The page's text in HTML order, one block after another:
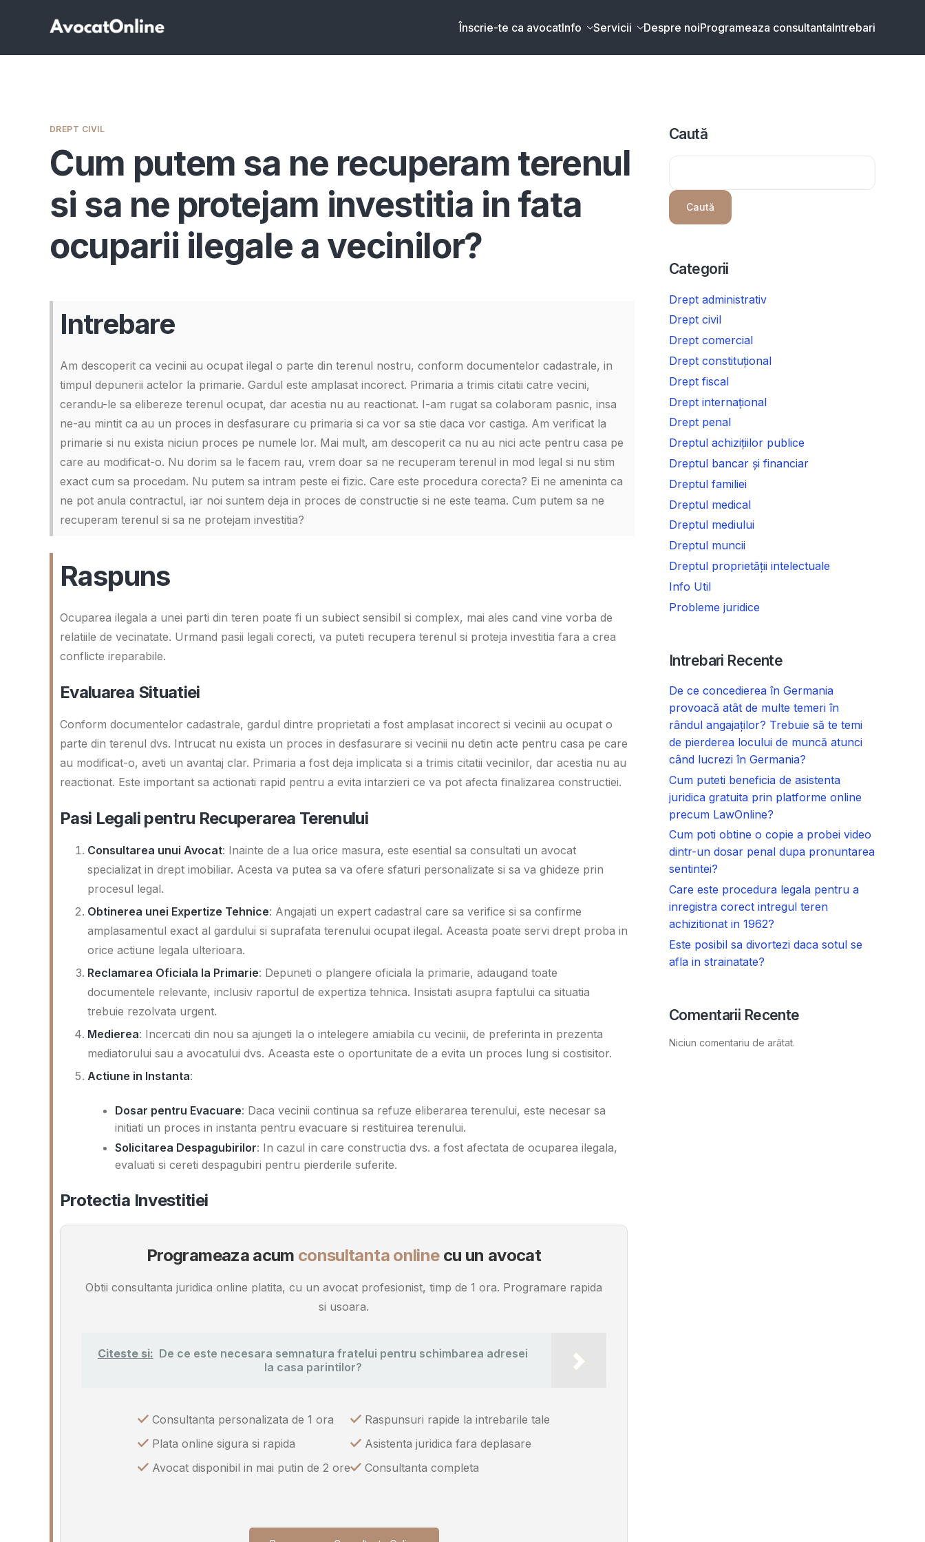
Înscrie-te ca avocatInfo Servicii Despre noiProgrameaza consultantaIntrebari
DREPT CIVIL
Cum putem sa ne recuperam terenul
si sa ne protejam investitia in fata
ocuparii ilegale a vecinilor?
Intrebare
Am descoperit ca vecinii au ocupat ilegal o parte din terenul nostru, conform documentelor cadastrale, in
timpul depunerii actelor la primarie. Gardul este amplasat incorect. Primaria a trimis citatii catre vecini,
cerandu-le sa elibereze terenul ocupat, dar acestia nu au reactionat. I-am rugat sa colaboram pasnic, insa
ne-au mintit ca au un proces in desfasurare cu primaria si ca vor sa stie daca vor castiga. Am verificat la
primarie si nu exista niciun proces pe numele lor. Mai mult, am descoperit ca nu au nici acte pentru casa pe
care au modificat-o. Nu dorim sa le facem rau, vrem doar sa ne recuperam terenul in mod legal si nu stim
exact cum sa procedam. Nu putem sa intram peste ei fizic. Care este procedura corecta? Ei ne ameninta ca
ne pot anula contractul, iar noi suntem deja in proces de constructie si ne este teama. Cum putem sa ne
recuperam terenul si sa ne protejam investitia?
Raspuns
Ocuparea ilegala a unei parti din teren poate fi un subiect sensibil si complex, mai ales cand vine vorba de
relatiile de vecinatate. Urmand pasii legali corecti, va puteti recupera terenul si proteja investitia fara a crea
conflicte ireparabile.
Evaluarea Situatiei
Conform documentelor cadastrale, gardul dintre proprietati a fost amplasat incorect si vecinii au ocupat o
parte din terenul dvs. Intrucat nu exista un proces in desfasurare si vecinii nu detin acte pentru casa pe care
au modificat-o, aveti un avantaj clar. Primaria a fost deja implicata si a trimis citatii vecinilor, dar acestia nu au
reactionat. Este important sa actionati rapid pentru a evita intarzieri ce va pot afecta finalizarea constructiei.
Pasi Legali pentru Recuperarea Terenului
Consultarea unui Avocat: Inainte de a lua orice masura, este esential sa consultati un avocat
specializat in drept imobiliar. Acesta va putea sa va ofere sfaturi personalizate si sa va ghideze prin
procesul legal.
Obtinerea unei Expertize Tehnice: Angajati un expert cadastral care sa verifice si sa confirme
amplasamentul exact al gardului si suprafata terenului ocupat ilegal. Aceasta poate servi drept proba in
orice actiune legala ulterioara.
Reclamarea Oficiala la Primarie: Depuneti o plangere oficiala la primarie, adaugand toate
documentele relevante, inclusiv raportul de expertiza tehnica. Insistati asupra faptului ca situatia
trebuie rezolvata urgent.
Medierea: Incercati din nou sa ajungeti la o intelegere amiabila cu vecinii, de preferinta in prezenta
mediatorului sau a avocatului dvs. Aceasta este o oportunitate de a evita un proces lung si costisitor.
Actiune in Instanta:
Dosar pentru Evacuare: Daca vecinii continua sa refuze eliberarea terenului, este necesar sa
initiati un proces in instanta pentru evacuare si restituirea terenului.
Solicitarea Despagubirilor: In cazul in care constructia dvs. a fost afectata de ocuparea ilegala,
evaluati si cereti despagubiri pentru pierderile suferite.
Protectia Investitiei
Programeaza acum consultanta onlinecu un avocat
Obtii consultanta juridica online platita, cu un avocat profesionist, timp de 1 ora. Programare rapida
si usoara.
Citeste si: De ce este necesara semnatura fratelui pentru schimbarea adresei
la casa parintilor?
Consultanta personalizata de 1 ora
Plata online sigura si rapida
Avocat disponibil in mai putin de 2 ore
Raspunsuri rapide la intrebarile tale
Asistenta juridica fara deplasare
Consultanta completa
Caută
Caută
Categorii
Drept administrativ
Drept civil
Drept comercial
Drept constituțional
Drept fiscal
Drept internațional
Drept penal
Dreptul achizițiilor publice
Dreptul bancar și financiar
Dreptul familiei
Dreptul medical
Dreptul mediului
Dreptul muncii
Dreptul proprietății intelectuale
Info Util
Probleme juridice
Intrebari Recente
De ce concedierea în Germania
provoacă atât de multe temeri în
rândul angajaților? Trebuie să te temi
de pierderea locului de muncă atunci
când lucrezi în Germania?
Cum puteti beneficia de asistenta
juridica gratuita prin platforme online
precum LawOnline?
Cum poti obtine o copie a probei video
dintr-un dosar penal dupa pronuntarea
sentintei?
Care este procedura legala pentru a
inregistra corect intregul teren
achizitionat in 1962?
Este posibil sa divortezi daca sotul se
afla in strainatate?
Comentarii Recente
Niciun comentariu de arătat.